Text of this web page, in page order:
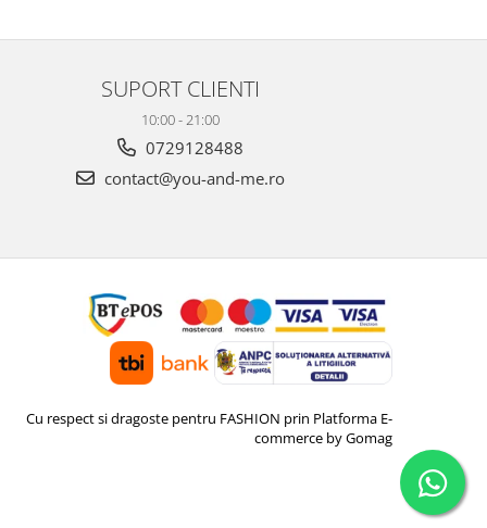
SUPORT CLIENTI
10:00 - 21:00
0729128488
contact@you-and-me.ro
Cu respect si dragoste pentru FASHION prin Platforma E-
commerce by Gomag